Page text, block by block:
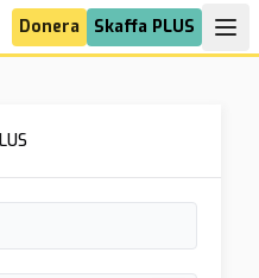
Donera Skaffa PLUS